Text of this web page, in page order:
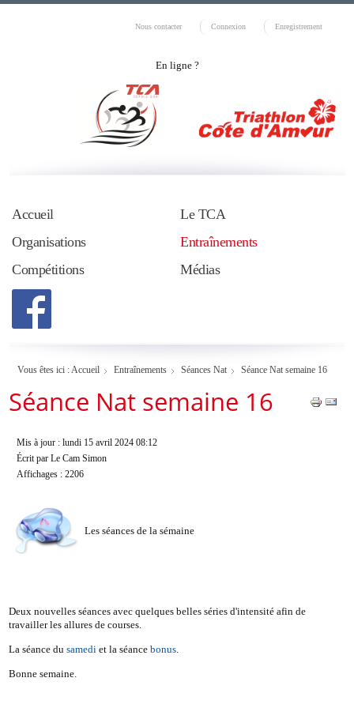
Nous contacter Connexion Enregistrement
En ligne ?
Accueil
Le TCA
Organisations
Entraînements
Compétitions
Médias
Vous êtes ici :Accueil Entraînements Séances Nat Séance Nat semaine 16
Séance Nat semaine 16
Mis à jour : lundi 15 avril 2024 08:12
Écrit par Le Cam Simon
Affichages : 2206
Les séances de la sémaine
Deux nouvelles séances avec quelques belles séries d'intensité afin de
travailler les allures de courses.
La séance dusamedi et la séancebonus.
Bonne semaine.